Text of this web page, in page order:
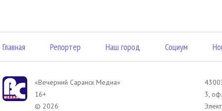
Главная Репортер Наш город Социум
«Вечерний Саранск Mедиа»
16+
© 2026
3,